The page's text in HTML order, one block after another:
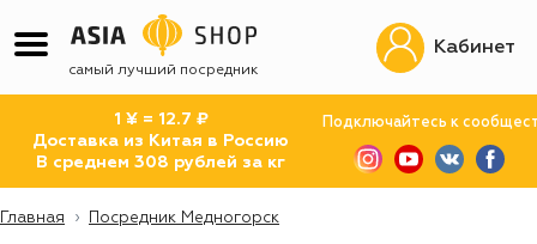
самый лучший посредник
1 ¥ = 12.7 ₽
Доставка из Китая в Россию
В среднем 308 рублей за кг
Подключайтесь к
Кабинет
Главная Посредник Медногорск